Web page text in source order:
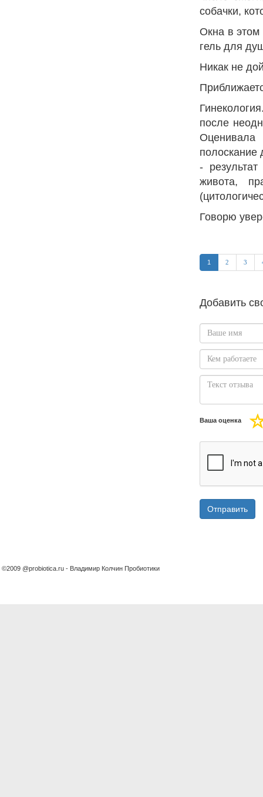
собачки,
Окна в этом
гель для
Никак не
после
полоскание
-
живота,
Говорю
1 2 3
Добавить
Ваша оценка
Отправить
©2009 @probiotica.ru - Владимир Колчин Пробиотики